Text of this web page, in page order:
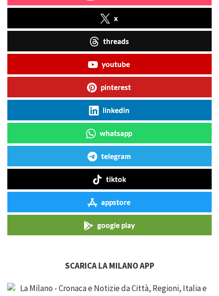
x
threads
youtube
pinterest
linkedin
whatsapp
telegram
tiktok
appstore
google play
SCARICA LA MILANO APP